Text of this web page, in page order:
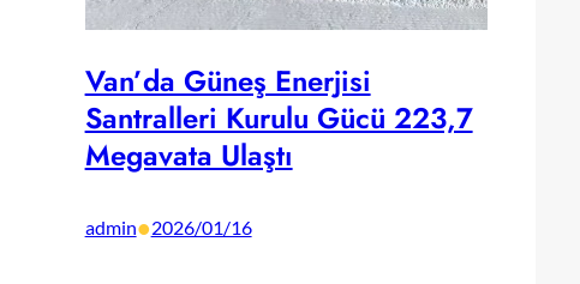
Van’da Güneş Enerjisi
Santralleri Kurulu Gücü 223,7
Megavata Ulaştı
admin•2026/01/16